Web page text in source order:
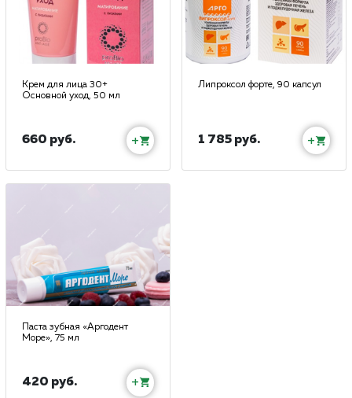
Крем для лица 30+
Основной уход, 50 мл
660 руб. +
Липроксол форте, 90 капсул
1 785 руб. +
Паста зубная «Аргодент
Море», 75 мл
420 руб. +